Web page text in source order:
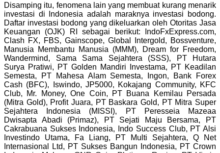
Disamping itu, fenomena lain yang membuat kurang menarik
investasi di Indonesia adalah maraknya investasi bodong.
Daftar investasi bodong yang dikeluarkan oleh Otoritas Jasa
Keuangan (OJK) RI sebagai berikut: IndoFxExpress.com,
Clash FX, FBS, Gainscope, Global Intergold, Bossventure,
Manusia Membantu Manusia (MMM), Dream for Freedom,
Wandermind, Sama Sama Sejahtera (SSS), PT Hutara
Surya Pratiwi, PT Golden Mandiri Investama, PT Keadilan
Semesta, PT Mahesa Alam Semesta, Ingon, Bank Forex
Cash (BFC), Iswindo, JP5000, Kokajang Community, KFC
Club, Mr. Money, One Coin, PT Buana Kemilau Persada
(Mitra Gold), Profit Juara, PT Baskara Gold, PT Mitra Super
Sejahtera Indonesia (MISSI), PT Peresseia Mazeaa
Dwisapta Abadi (Primaz), PT Sejati Maju Bersama, PT
Cakrabuana Sukses Indonesia, Indo Success Club, PT Alsi
Investindo Utama, Fa Liang, PT Multi Sejahtera, Q Net
Internasional Ltd, PT Sukses Bangun Indonesia, PT Crown